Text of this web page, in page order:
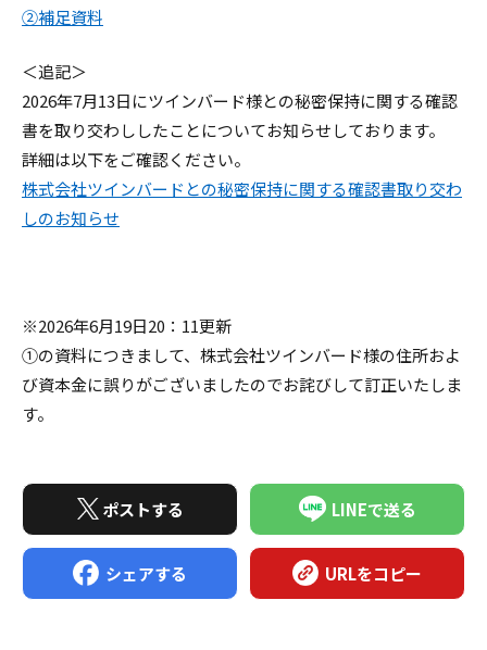
②補足資料
＜追記＞
2026年7月13日にツインバード様との秘密保持に関する確認
書を取り交わししたことについてお知らせしております。
詳細は以下をご確認ください。
株式会社ツインバードとの秘密保持に関する確認書取り交わ
しのお知らせ
※2026年6月19日20：11更新
①の資料につきまして、株式会社ツインバード様の住所およ
び資本金に誤りがございましたのでお詫びして訂正いたしま
す。
ポストする LINEで送る
シェアする URLをコピー